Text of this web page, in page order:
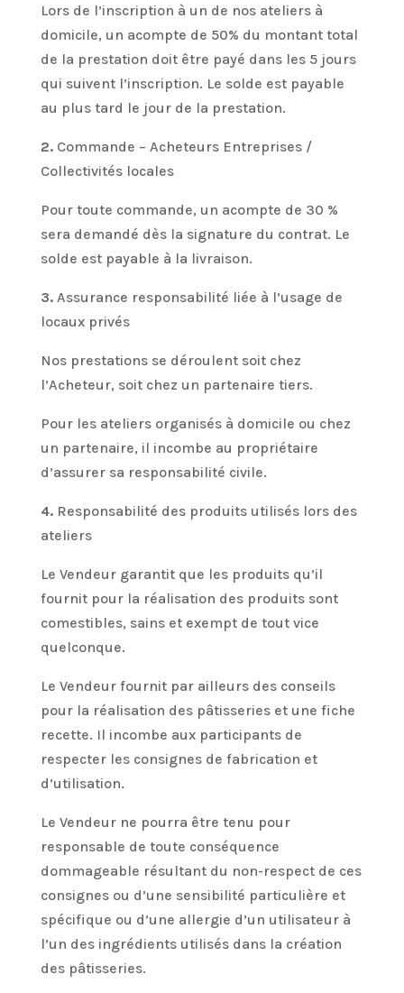
Lors de l’inscription à un de nos ateliers à
domicile, un acompte de 50% du montant total
de la prestation doit être payé dans les 5 jours
qui suivent l’inscription. Le solde est payable
au plus tard le jour de la prestation.
2.Commande – Acheteurs Entreprises /
Collectivités locales
Pour toute commande, un acompte de 30 %
sera demandé dès la signature du contrat. Le
solde est payable à la livraison.
3.Assurance responsabilité liée à l’usage de
locaux privés
Nos prestations se déroulent soit chez
l’Acheteur, soit chez un partenaire tiers.
Pour les ateliers organisés à domicile ou chez
un partenaire, il incombe au propriétaire
d’assurer sa responsabilité civile.
4.Responsabilité des produits utilisés lors des
ateliers
Le Vendeur garantit que les produits qu’il
fournit pour la réalisation des produits sont
comestibles, sains et exempt de tout vice
quelconque.
Le Vendeur fournit par ailleurs des conseils
pour la réalisation des pâtisseries et une fiche
recette. Il incombe aux participants de
respecter les consignes de fabrication et
d’utilisation.
Le Vendeur ne pourra être tenu pour
responsable de toute conséquence
dommageable résultant du non-respect de ces
consignes ou d’une sensibilité particulière et
spécifique ou d’une allergie d’un utilisateur à
l’un des ingrédients utilisés dans la création
des pâtisseries.